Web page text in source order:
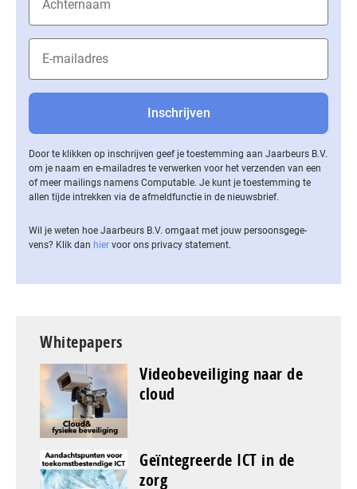
Door te klikken op inschrijven geef je toestemming aan Jaarbeurs B.V.
om je naam en e-mailadres te verwerken voor het verzenden van een
of meer mailings namens Computable. Je kunt je toestemming te
allen tijde intrekken via de af­meld­func­tie in de nieuwsbrief.
Wil je weten hoe Jaarbeurs B.V. omgaat met jouw per­soons­ge­ge­
vens? Klik dan hier voor ons privacy statement.
Whitepapers
Videobeveiliging naar de
cloud
Geïntegreerde ICT in de
zorg